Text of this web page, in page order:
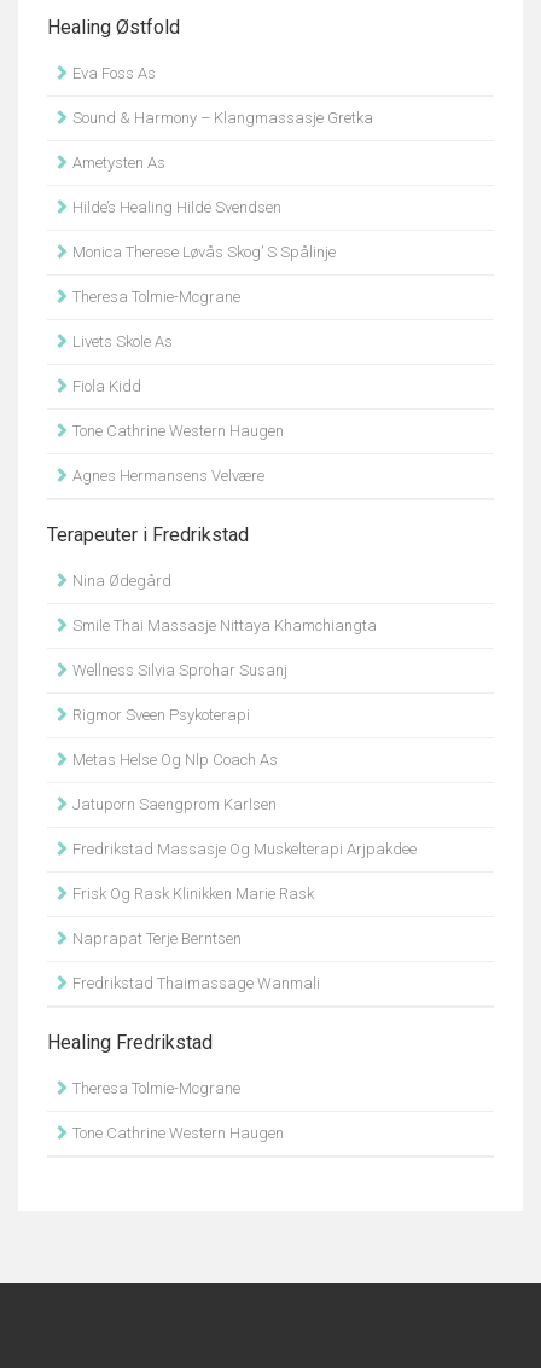
Healing Østfold
Eva Foss As
Sound & Harmony – Klangmassasje Gretka
Ametysten As
Hilde’s Healing Hilde Svendsen
Monica Therese Løvås Skog’ S Spålinje
Theresa Tolmie-Mcgrane
Livets Skole As
Fiola Kidd
Tone Cathrine Western Haugen
Agnes Hermansens Velvære
Terapeuter i Fredrikstad
Nina Ødegård
Smile Thai Massasje Nittaya Khamchiangta
Wellness Silvia Sprohar Susanj
Rigmor Sveen Psykoterapi
Metas Helse Og Nlp Coach As
Jatuporn Saengprom Karlsen
Fredrikstad Massasje Og Muskelterapi Arjpakdee
Frisk Og Rask Klinikken Marie Rask
Naprapat Terje Berntsen
Fredrikstad Thaimassage Wanmali
Healing Fredrikstad
Theresa Tolmie-Mcgrane
Tone Cathrine Western Haugen